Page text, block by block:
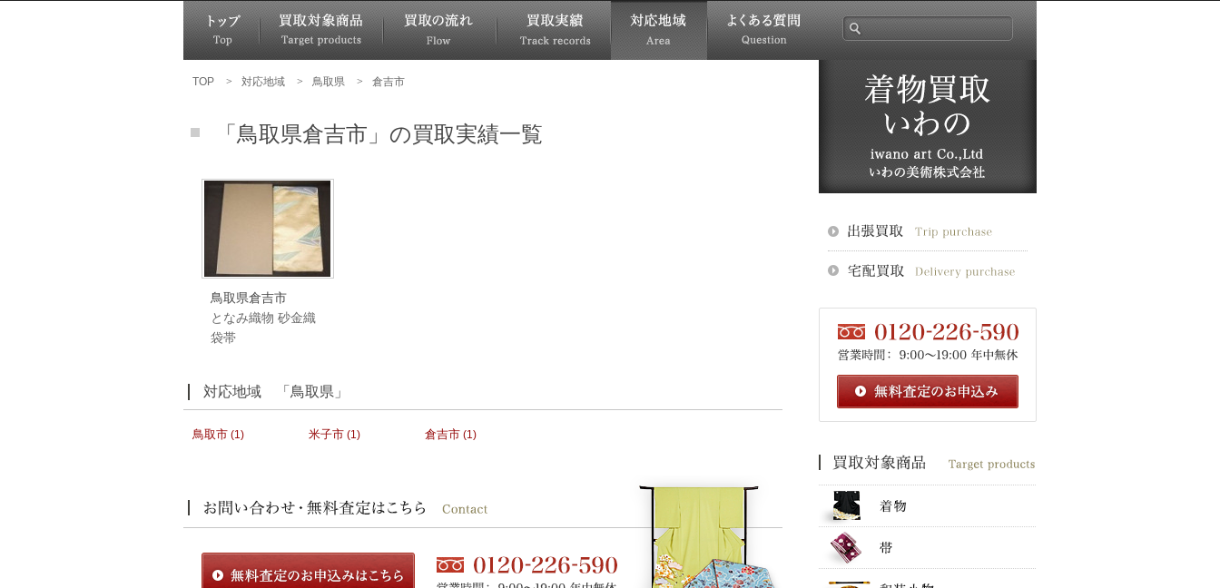
TOP > 対応地域 > 鳥取県 > 倉吉市
「鳥取県倉吉市」の買取実績一覧
鳥取県倉吉市
となみ織物 砂金織
袋帯
対応地域 「鳥取県」
鳥取市 (1) 米子市 (1) 倉吉市 (1)